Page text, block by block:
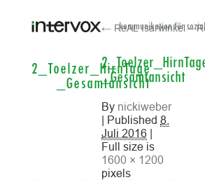
2_Toelzer_HirnTage
_Gesamtansicht
kommunikation für
← ReAL Isarwinkel –
_Gesamtansicht
By nickiweber
| Published 8.
Juli 2016 |
Full size is
1600 × 1200
pixels